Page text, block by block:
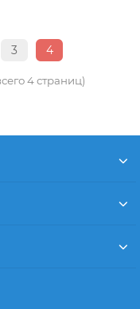
3 4
4 страниц)